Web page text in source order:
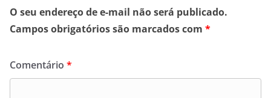
O seu endereço de e-mail não será publicado.
Campos obrigatórios são marcados com *
Comentário *